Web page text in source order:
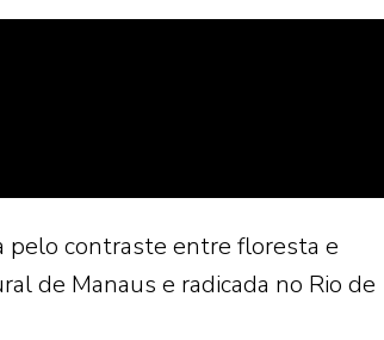
pelo contraste entre floresta e
de Manaus e radicada no Rio de